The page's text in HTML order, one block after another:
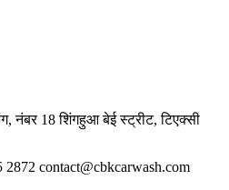
नंबर 18 शिंगहुआ बेई स्ट्रीट, टिएक्सी
2872 contact@cbkcarwash.com